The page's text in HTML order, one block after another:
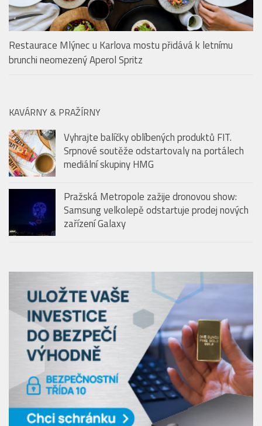
Restaurace Mlýnec u Karlova mostu přidává k letnímu
brunchi neomezený Aperol Spritz
KAVÁRNY & PRAŽÍRNY
Vyhrajte balíčky oblíbených produktů FIT.
Srpnové soutěže odstartovaly na portálech
mediální skupiny HMG
Pražská Metropole zažije dronovou show:
Samsung velkolepě odstartuje prodej nových
zařízení Galaxy